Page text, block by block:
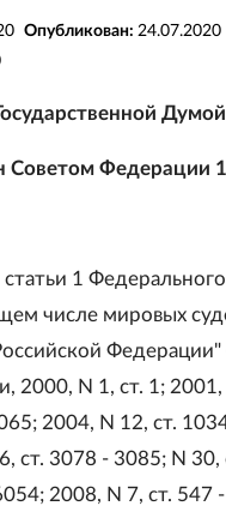
Опубликован: 24.07.2020
Советом Федерации
статьи 1
числе мировых
2000, N 1, ст. 1;
2004, N 12, ст.
ст. 3078 - 3085; N 30,
2008, N 7, ст. 547